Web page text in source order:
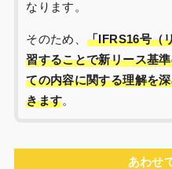
なります。
そのため、 「IFRS16号（
習することで新リース基
ての内容に関する理解を
きます。
あわせ